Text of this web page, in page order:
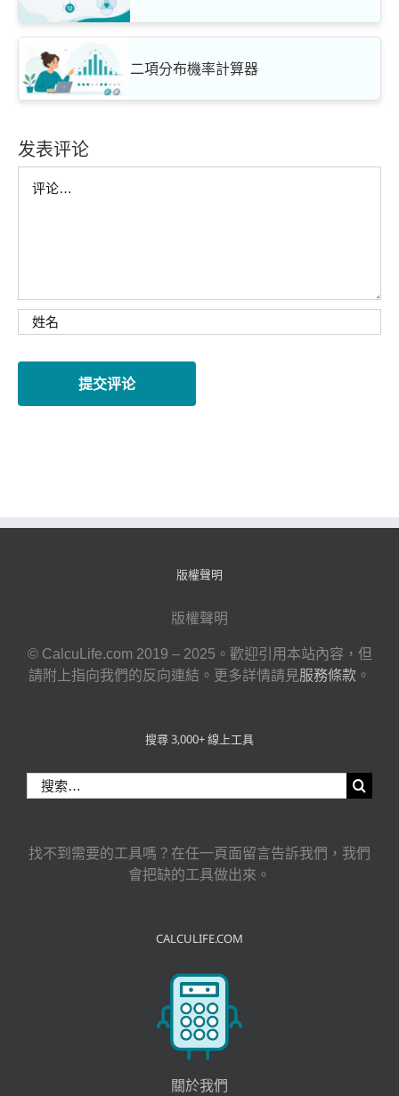
二項分布機率計算器
发表评论
版權聲明
版權聲明
© CalcuLife.com 2019 – 2025。歡迎引用本站內容，但
請附上指向我們的反向連結。更多詳情請見服務條款 。
搜尋 3,000+ 線上工具
索
果：
找不到需要的工具嗎？在任一頁面留言告訴我們，我們
會把缺的工具做出來。
CALCULIFE.COM
關於我們